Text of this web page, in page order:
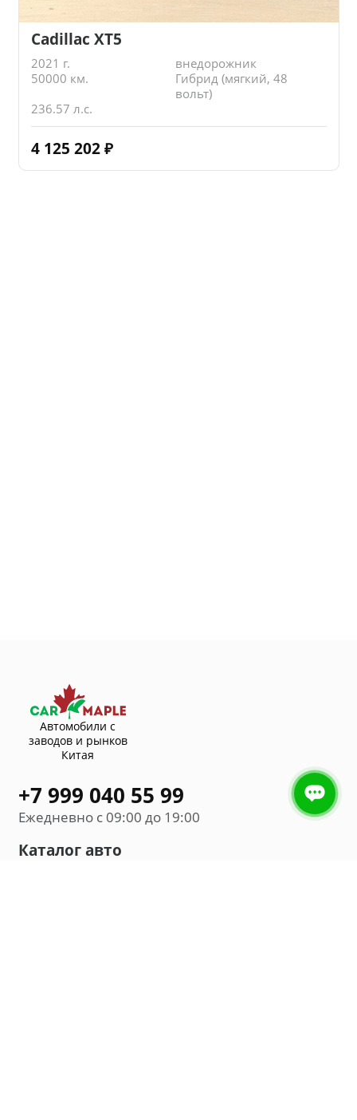
Cadillac XT5
2021 г.
внедорожник
50000 км.
Гибрид (мягкий, 48
вольт)
236.57 л.с.
4 125 202 ₽
Автомобили с
заводов и рынков
Китая
+7 999 040 55 99
Ежедневно с 09:00 до 19:00
Каталог авто